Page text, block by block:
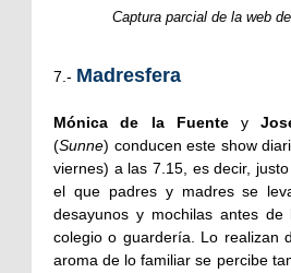
Captura parcial de la web
7.- Madresfera
Mónica de la Fuentey
(Sunne) conducen este show
viernes) a las 7.15, es decir,
el que padres y madres se
desayunos y mochilas antes
colegio o guardería. Lo realizan
aroma de lo familiar se percibe